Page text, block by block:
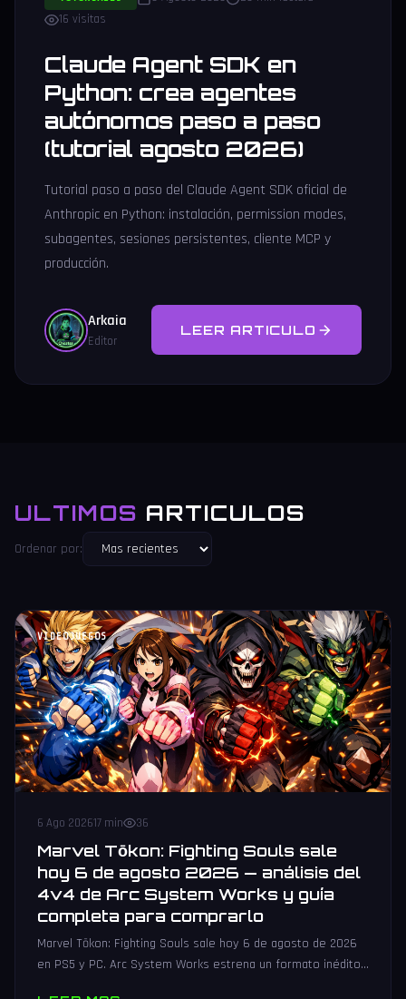
16 visitas
Claude Agent SDK en
Python: crea agentes
autónomos paso a paso
(tutorial agosto 2026)
Tutorial paso a paso del Claude Agent SDK oficial de
Anthropic en Python: instalación, permission modes,
subagentes, sesiones persistentes, cliente MCP y
producción.
Arkaia
Editor
LEER ARTICULO
ULTIMOS ARTICULOS
Ordenar por:
VIDEOJUEGOS
6 Ago 202617 min 36
Marvel Tōkon: Fighting Souls sale
hoy 6 de agosto 2026 — análisis del
4v4 de Arc System Works y guía
completa para comprarlo
Marvel Tōkon: Fighting Souls sale hoy 6 de agosto de 2026
en PS5 y PC. Arc System Works estrena un formato inédito